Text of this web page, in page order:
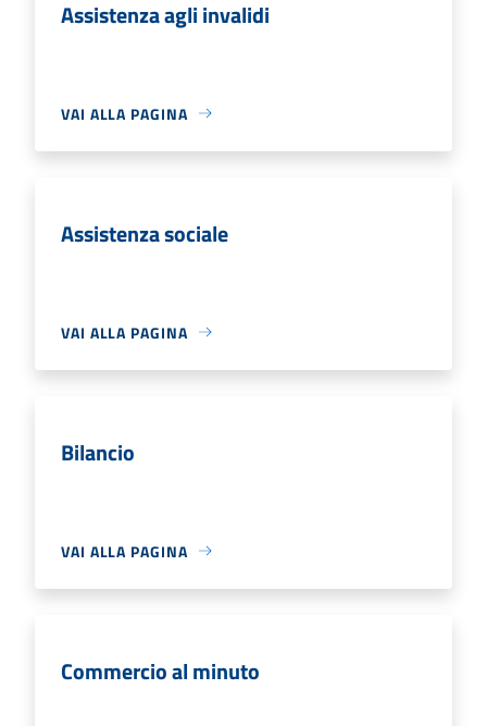
Assistenza agli invalidi
VAI ALLA PAGINA
Assistenza sociale
VAI ALLA PAGINA
Bilancio
VAI ALLA PAGINA
Commercio al minuto